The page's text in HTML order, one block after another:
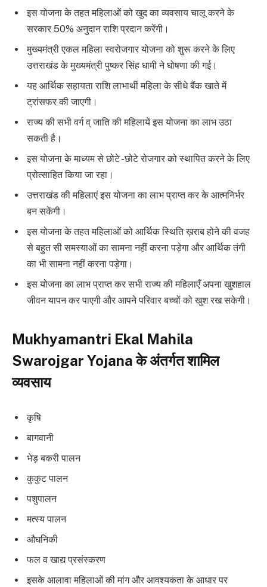
इस योजना के तहत महिलाओं को खुद का व्यवसाय चालू करने के
सरकार 50% अनुदान राशि प्रदान करेंगी।
मुख्यमंत्री एकल महिला स्वरोजगार योजना को शुरू करने के लिए
उत्तराखंड के मुख्यमंत्री पुष्कर सिंह धामी ने घोषणा की गई।
यह आर्थिक सहायता राशि लाभार्थी महिला के सीधे बैंक खाते में
ट्रांसफर की जाएगी।
राज्य की सभी वर्ग व् जाति की महिलायें इस योजना का लाभ उठा
सकती है।
इस योजना के माध्यम से छोटे -छोटे रोजगार को स्थापित करने के लिए
प्रोत्साहित किया जा रहा।
उत्तराखंड की महिलाएं इस योजना का लाभ प्राप्त कर के आत्मनिर्भर
बन सकेंगी।
इस योजना के तहत महिलाओं को आर्थिक स्थिति ख़राब होने की वजह
से बहुत सी समस्याओं का सामना नहीं करना पड़ेगा और आर्थिक तंगी
का भी सामना नहीं करना पड़ेगा।
इस योजना का लाभ प्राप्त कर सभी राज्य की महिलाएँ अपना खुशहाल
जीवन यापन कर पाएगी और आपने परिवार बच्चों को खुश रख सकेगी।
Mukhyamantri Ekal Mahila
Swarojgar Yojanaके अंतर्गत शामिल
व्यवसाय
कृषि
बागवानी
भेड़ बकरी पालन
कुकुट पालन
पशुपालन
मत्स्य पालन
औघनिकी
फल व खाद्य प्रसंस्करण
इसके आलावा महिलाओं की मांग और आवश्यकता के आधार पर